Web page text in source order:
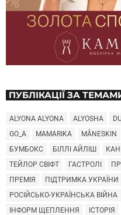
ПУБЛІКАЦІЇ ЗА
ALYONA ALYONA ALYOSHA
GO_A
MAMARIKA MÅNESKIN
БУМБОКС
БІЛЛІ АЙЛІШ
ТЕЙЛОР СВІФТ
ГАСТРОЛІ
ПРЕМІЯ
ПІДТРИМКА УКРАЇНИ
РОСІЙСЬКО-УКРАЇНСЬКА ВІЙНА
ІНФОРМ ЩЕПЛЕННЯ
ІСТОРІЯ